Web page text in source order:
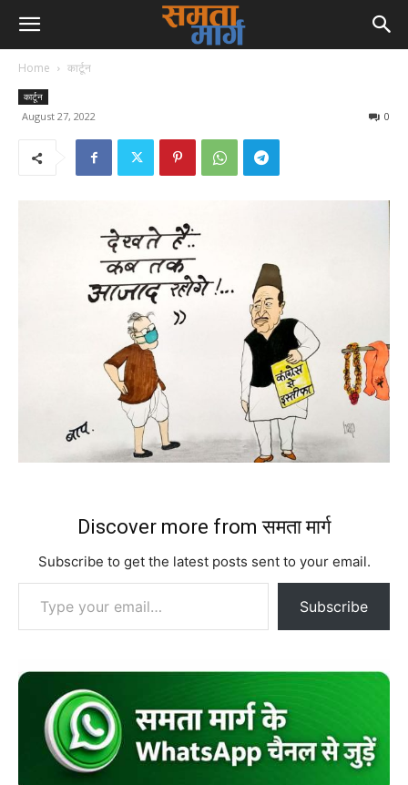
Home कार्टून
कार्टून
August 27, 2022 0
Discover more from समता मार्ग
Subscribe to get the latest posts sent to your email.
Type your email…
Subscribe